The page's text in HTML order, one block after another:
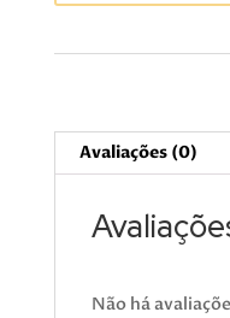
Avaliações (0)
Não há